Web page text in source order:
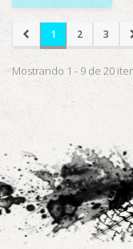
1 2 3
Mostrando 1 - 9 de 20